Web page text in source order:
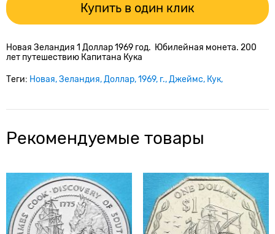
Купить в один клик
Новая Зеландия 1 Доллар 1969 год. Юбилейная монета. 200
лет путешествию Капитана Кука
Теги: Новая Зеландия Доллар 1969 г. Джеймс Кук
Рекомендуемые товары